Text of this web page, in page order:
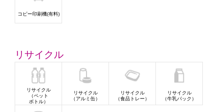
コピー印刷機(有料)
リサイクル
リサイクル
（ペット
ボトル）
リサイクル
（アルミ缶）
リサイクル
（食品トレー）
リサイクル
（牛乳パック）